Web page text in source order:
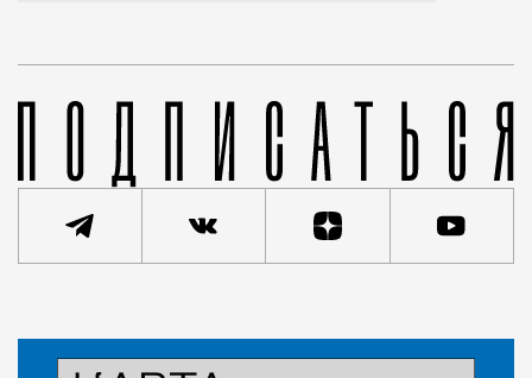
Статья
Город
Редакция Москвич Mag